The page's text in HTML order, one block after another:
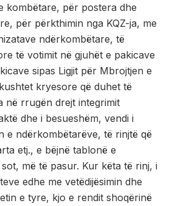
kombëtare, për postera dhe
për përkthimin nga KQZ-ja, me
ndërkombëtare, të
të votimit në gjuhët e pakicave
sipas Ligjit për Mbrojtjen e
kryesore që duhet të
në rrugën drejt integrimit
dhe i besueshëm, vendi i
e ndërkombëtarëve, të rinjtë që
etj., e bëjnë tablonë e
më të pasur. Kur këta të rinj, i
edhe me vetëdijësimin dhe
e tyre, kjo e rendit shoqërinë